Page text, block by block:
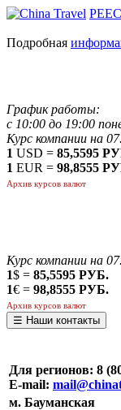
Подробная
График работы:
с 10:00 до 19:00
Курс компании на
1 USD = 85,5595
1 EUR = 98,8555
Архив курсов валют
Курс компании на
1$ = 85,5595 РУБ.
1€ = 98,8555 РУБ.
Архив курсов валют
☰ Наши контакты
Для регионов: 8
E-mail:
м. Бауманская